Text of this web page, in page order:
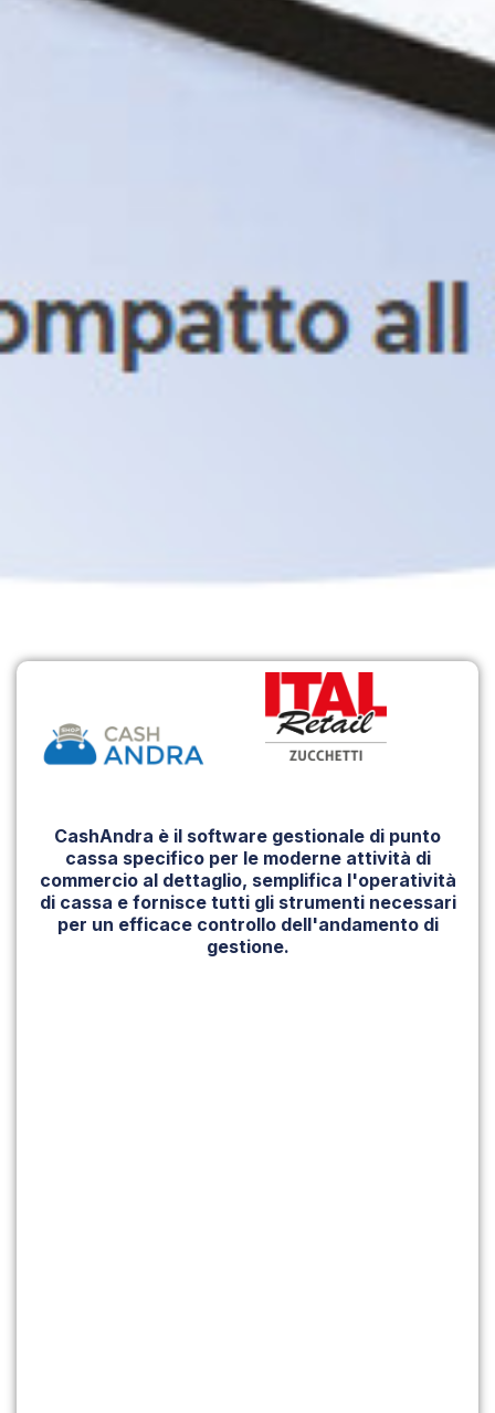
CashAndra è il software gestionale di punto
cassa specifico per le moderne attività di
commercio al dettaglio, semplifica l'operatività
di cassa e fornisce tutti gli strumenti necessari
per un efficace controllo dell'andamento di
gestione.